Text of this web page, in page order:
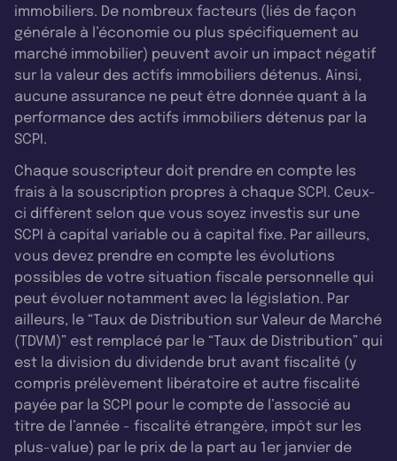
immobiliers. De nombreux facteurs (liés de façon
générale à l’économie ou plus spécifiquement au
marché immobilier) peuvent avoir un impact négatif
sur la valeur des actifs immobiliers détenus. Ainsi,
aucune assurance ne peut être donnée quant à la
performance des actifs immobiliers détenus par la
SCPI.
Chaque souscripteur doit prendre en compte les
frais à la souscription propres à chaque SCPI. Ceux-
ci diffèrent selon que vous soyez investis sur une
SCPI à capital variable ou à capital fixe. Par ailleurs,
vous devez prendre en compte les évolutions
possibles de votre situation fiscale personnelle qui
peut évoluer notamment avec la législation. Par
ailleurs, le “Taux de Distribution sur Valeur de Marché
(TDVM)” est remplacé par le “Taux de Distribution” qui
est la division du dividende brut avant fiscalité (y
compris prélèvement libératoire et autre fiscalité
payée par la SCPI pour le compte de l’associé au
titre de l’année - fiscalité étrangère, impôt sur les
plus-value) par le prix de la part au 1er janvier de